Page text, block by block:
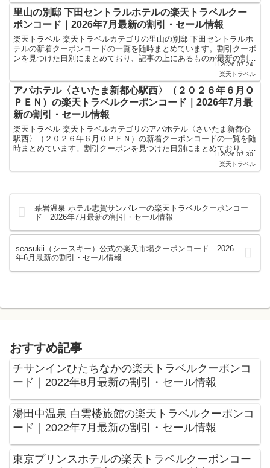
里山の別邸 下田セントラルホテルの楽天トラベルクー
ポンコード｜2026年7月最新の割引・セール情報
楽天トラベル 楽天トラベルカテゴリの里山の別邸 下田セントラルホ
テルの新着クーポンコードの一覧を随時まとめています。割引クーポ
ンを見つけた日別にまとめており、記事の上にあるものが最新の割引
クーポンになります。ホテル・旅館宿泊の予約などで使え...2026.07.24
楽天トラベル
アパホテル〈さいたま新都心駅西〉（２０２６年６月Ｏ
ＰＥＮ）の楽天トラベルクーポンコード｜2026年7月最
新の割引・セール情報
楽天トラベル 楽天トラベルカテゴリのアパホテル〈さいたま新都心
駅西〉（２０２６年６月ＯＰＥＮ）の新着クーポンコードの一覧を随
時まとめています。割引クーポンを見つけた日別にまとめており、記
事の上にあるものが最新の割引クーポンになります。ホテル...2026.07.30
楽天トラベル
幕岩温泉 ホテル志賀サンバレーの楽天トラベルクーポンコー
ド｜2026年7月最新の割引・セール情報
seasukii（シースキー）公式の楽天市場クーポンコード｜2026
年6月最新の割引・セール情報
おすすめ記事
チサンインひたちなかの楽天トラベルクーポンコ
ード｜2022年8月最新の割引・セール情報
湯田中温泉 白雲楼旅館の楽天トラベルクーポンコ
ード｜2022年7月最新の割引・セール情報
東京プリンスホテルの楽天トラベルクーポンコー